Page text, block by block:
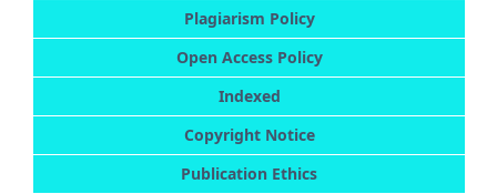
Plagiarism Policy
Open Access Policy
Indexed
Copyright Notice
Publication Ethics